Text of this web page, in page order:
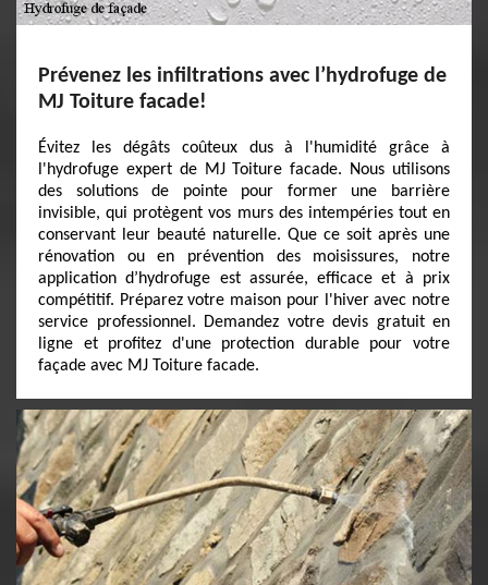
Prévenez les infiltrations avec l’hydrofuge de
MJ Toiture facade!
Évitez les dégâts coûteux dus à l'humidité grâce à
l'hydrofuge expert de MJ Toiture facade. Nous utilisons
des solutions de pointe pour former une barrière
invisible, qui protègent vos murs des intempéries tout en
conservant leur beauté naturelle. Que ce soit après une
rénovation ou en prévention des moisissures, notre
application d’hydrofuge est assurée, efficace et à prix
compétitif. Préparez votre maison pour l'hiver avec notre
service professionnel. Demandez votre devis gratuit en
ligne et profitez d'une protection durable pour votre
façade avec MJ Toiture facade.